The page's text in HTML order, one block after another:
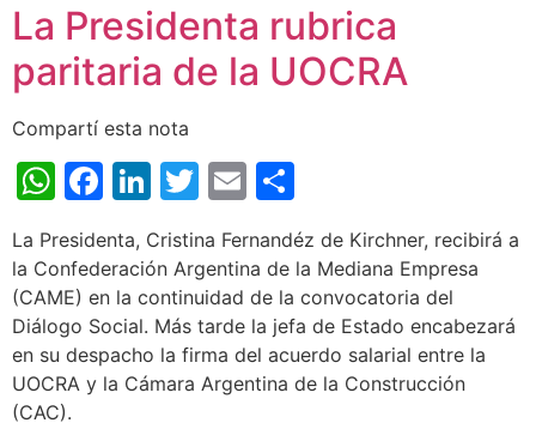
La Presidenta rubrica
paritaria de la UOCRA
Compartí esta nota
WhatsApp
Facebook
LinkedIn
Twitter
Email
La Presidenta, Cristina Fernandéz de Kirchner, recibirá a
la Confederación Argentina de la Mediana Empresa
(CAME) en la continuidad de la convocatoria del
Diálogo Social. Más tarde la jefa de Estado encabezará
en su despacho la firma del acuerdo salarial entre la
UOCRA y la Cámara Argentina de la Construcción
(CAC).